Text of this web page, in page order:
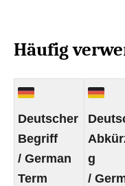
Häufig
Deutscher
Begriff
/ German
Term
g
/